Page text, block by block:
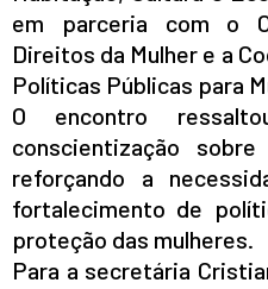
em parceria com o
Direitos da Mulher e a
Políticas Públicas para
O encontro
conscientização
reforçando a
fortalecimento de
proteção das mulheres.
Para a secretária